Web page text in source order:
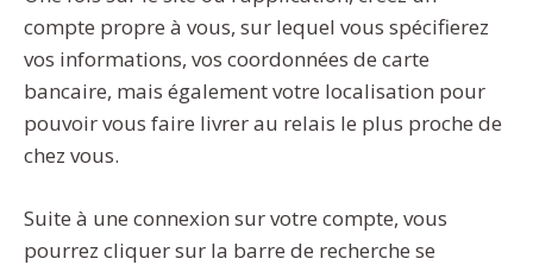
compte propre à vous, sur lequel vous spécifierez
vos informations, vos coordonnées de carte
bancaire, mais également votre localisation pour
pouvoir vous faire livrer au relais le plus proche de
chez vous.
Suite à une connexion sur votre compte, vous
pourrez cliquer sur la barre de recherche se